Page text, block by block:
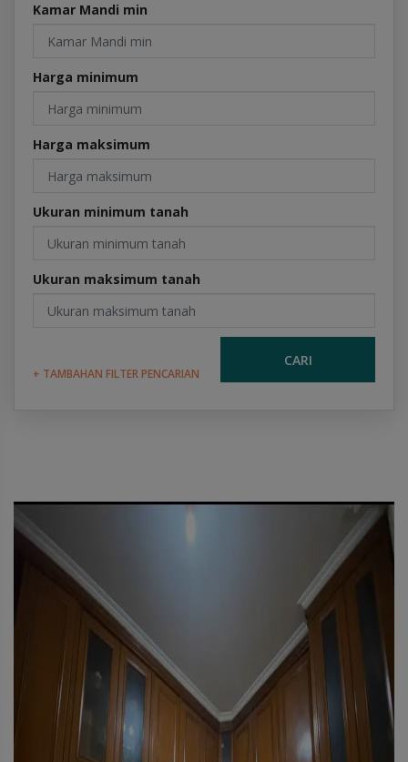
Kamar Mandi min
Harga minimum
Harga maksimum
Ukuran minimum tanah
Ukuran maksimum tanah
+ TAMBAHAN FILTER PENCARIAN
CARI